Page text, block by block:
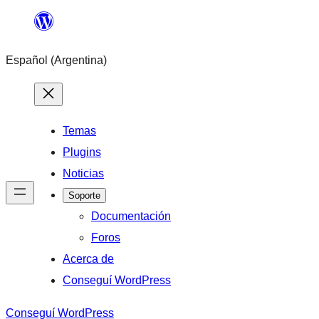
Saltar
contenido
Español (Argentina)
Temas
Plugins
Noticias
Soporte
Documentación
Foros
Acerca de
Conseguí WordPress
Conseguí WordPress